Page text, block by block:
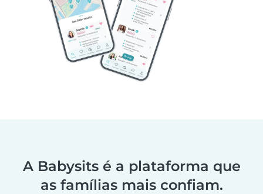
A Babysits é a plataforma que
as famílias mais confiam.